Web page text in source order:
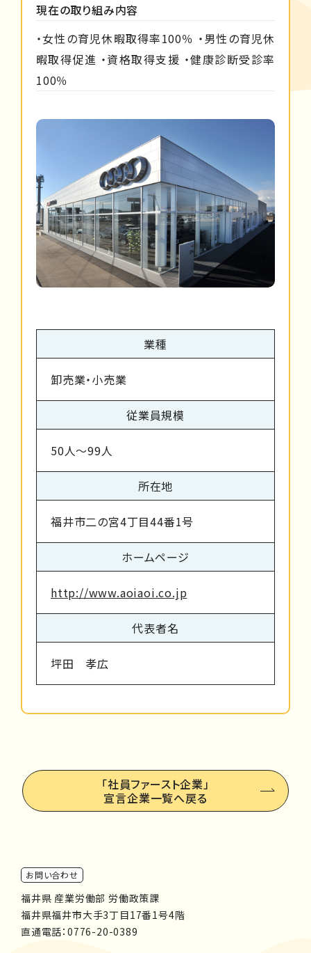
現在の取り組み内容
・女性の育児休暇取得率100％ ・男性の育児休
暇取得促進 ・資格取得支援 ・健康診断受診率
100％
業種
卸売業・小売業
従業員規模
50人～99人
所在地
福井市二の宮4丁目44番1号
ホームページ
http://www.aoiaoi.co.jp
代表者名
坪田 孝広
「社員ファースト企業」
宣言企業一覧へ戻る
お問い合わせ
福井県 産業労働部 労働政策課
福井県福井市大手3丁目17番1号4階
直通電話： 0776-20-0389